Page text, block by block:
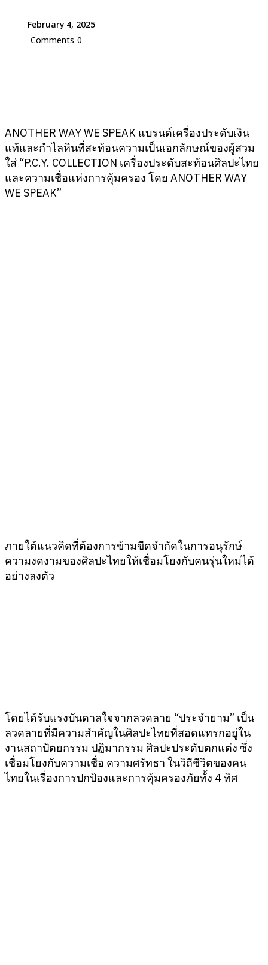
February 4, 2025
Comments 0
ANOTHER WAY WE SPEAK แบรนด์เครื่องประดับเงิน
แท้และกำไลหินที่สะท้อนความเป็นเอกลักษณ์ของผู้สวม
ใส่ “P.C.Y. COLLECTION เครื่องประดับสะท้อนศิลปะไทย
และความเชื่อแห่งการคุ้มครอง โดย ANOTHER WAY
WE SPEAK”
ภายใต้แนวคิดที่ต้องการข้ามขีดจำกัดในการอนุรักษ์
ความงดงามของศิลปะไทยให้เชื่อมโยงกับคนรุ่นใหม่ได้
อย่างลงตัว
โดยได้รับแรงบันดาลใจจากลวดลาย “ประจำยาม” เป็น
ลวดลายที่มีความสำคัญในศิลปะไทยที่สอดแทรกอยู่ใน
งานสถาปัตยกรรม ปฏิมากรรม ศิลปะประดับตกแต่ง ซึ่ง
เชื่อมโยงกับความเชื่อ ความศรัทธา ในวิถีชีวิตของคน
ไทยในเรื่องการปกป้องและการคุ้มครองภัยทั้ง 4 ทิศ